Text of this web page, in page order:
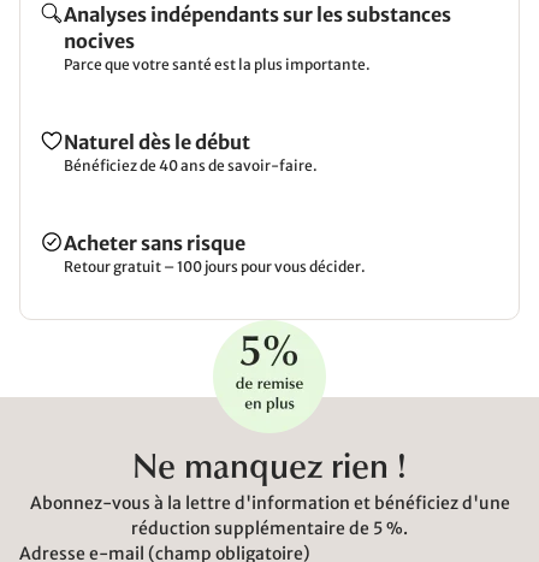
Analyses indépendants sur les substances
nocives
Parce que votre santé est la plus importante.
Naturel dès le début
Bénéficiez de 40 ans de savoir-faire.
Acheter sans risque
Retour gratuit – 100 jours pour vous décider.
Ne manquez rien !
Abonnez-vous à la lettre d'information et bénéficiez d'une
réduction supplémentaire de 5 %.
Adresse e-mail (champ obligatoire)